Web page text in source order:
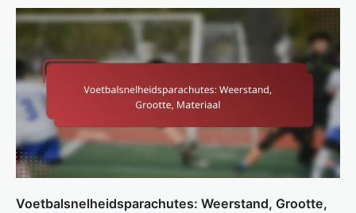
Voetbalsnelheidsparachutes: Weerstand, Grootte,